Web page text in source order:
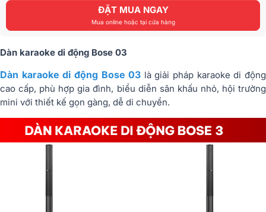
ĐẶT MUA NGAY
Mua online hoặc tại cửa hàng
Dàn karaoke di động Bose 03
Dàn karaoke di động Bose 03 là giải pháp karaoke di động
cao cấp, phù hợp gia đình, biểu diễn sân khấu nhỏ, hội trường
mini với thiết kế gọn gàng, dễ di chuyển.